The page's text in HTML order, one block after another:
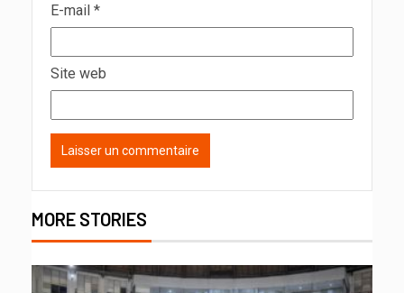
E-mail *
Site web
MORE STORIES